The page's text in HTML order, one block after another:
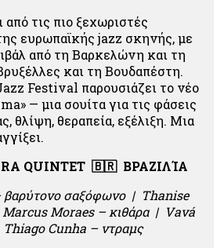
τις πιο ξεχωριστές
ευρωπαϊκής jazz σκηνής, με
από τη Βαρκελώνη και τη
και τη Βουδαπέστη.
Festival παρουσιάζει το νέο
— μια σουίτα για τις φάσεις
θλίψη, θεραπεία, εξέλιξη. Μια
QUINTET 🇧🇷 ΒΡΑΖΙΛΊΑ
βαρύτονο σαξόφωνο | Thanise
Moraes – κιθάρα | Vavá
Cunha – ντραμς